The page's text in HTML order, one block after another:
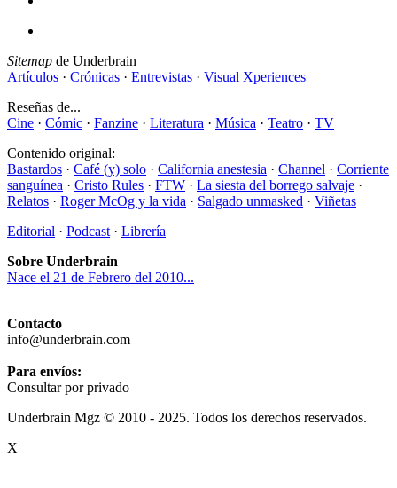
Sitemap de Underbrain
Artículos · Crónicas · Entrevistas · Visual Xperiences
Reseñas de...
Cine · Cómic · Fanzine · Literatura · Música · Teatro · TV
Contenido original:
Bastardos · Café (y) solo · California anestesia · Channel · Corriente
sanguínea · Cristo Rules · FTW · La siesta del borrego salvaje ·
Relatos · Roger McOg y la vida · Salgado unmasked · Viñetas
Editorial · Podcast · Librería
Sobre Underbrain
Nace el 21 de Febrero del 2010...
Contacto
info@underbrain.com
Para envíos:
Consultar por privado
Underbrain Mgz © 2010 - 2025. Todos los derechos reservados.
X